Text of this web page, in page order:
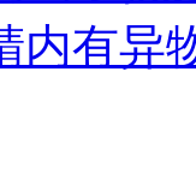
内有异